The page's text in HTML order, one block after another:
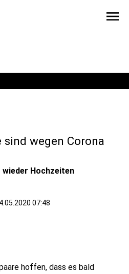
menu
sind wegen Corona
wieder Hochzeiten
07:48
hoffen, dass es bald